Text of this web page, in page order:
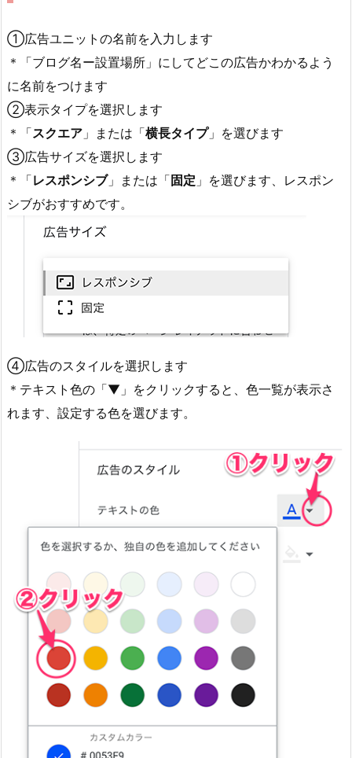
①広告ユニットの名前を入力します
＊「ブログ名ー設置場所」にしてどこの広告かわかるよう
に名前をつけます
②表示タイプを選択します
＊「スクエア 」または「横長タイプ」を選びます
③広告サイズを選択します
＊「レスポンシブ」または「 固定 」を選びます、レスポン
シブがおすすめです。
④広告のスタイルを選択します
＊テキスト色の「▼」をクリックすると、色一覧が表示さ
れます、設定する色を選びます。